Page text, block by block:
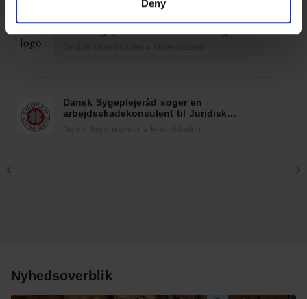
Deny
Vicedirektør med stærk teknologi- og
Dansk Sygeplejeråd søger en
arbejdsskadekonsulent til Juridisk
Nyhedsoverblik